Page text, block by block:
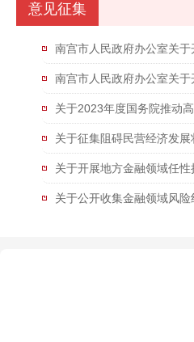
意见征集
南宫市人民政府办公室关
南宫市人民政府办公室关
关于2023年度国务院推动
关于征集阻碍民营经济发
关于开展地方金融领域任
关于公开收集金融领域风